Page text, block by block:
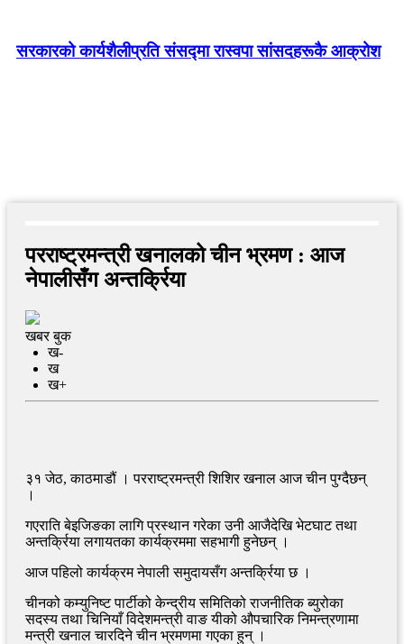
सरकारको कार्यशैलीप्रति संसद्‍मा रास्वपा सांसदहरूकै आक्रोश
परराष्ट्रमन्त्री खनालको चीन भ्रमण : आज
नेपालीसँग अन्तर्क्रिया
खबर बुक
ख-
ख
ख+
३१ जेठ, काठमाडौं । परराष्ट्रमन्त्री शिशिर खनाल आज चीन पुग्दैछन्
।
गएराति बेइजिङका लागि प्रस्थान गरेका उनी आजैदेखि भेटघाट तथा
अन्तर्क्रिया लगायतका कार्यक्रममा सहभागी हुनेछन् ।
आज पहिलो कार्यक्रम नेपाली समुदायसँग अन्तर्क्रिया छ ।
चीनको कम्युनिष्ट पार्टीको केन्द्रीय समितिको राजनीतिक ब्युरोका
सदस्य तथा चिनियाँ विदेशमन्त्री वाङ यीको औपचारिक निमन्त्रणामा
मन्त्री खनाल चारदिने चीन भ्रमणमा गएका हुन् ।